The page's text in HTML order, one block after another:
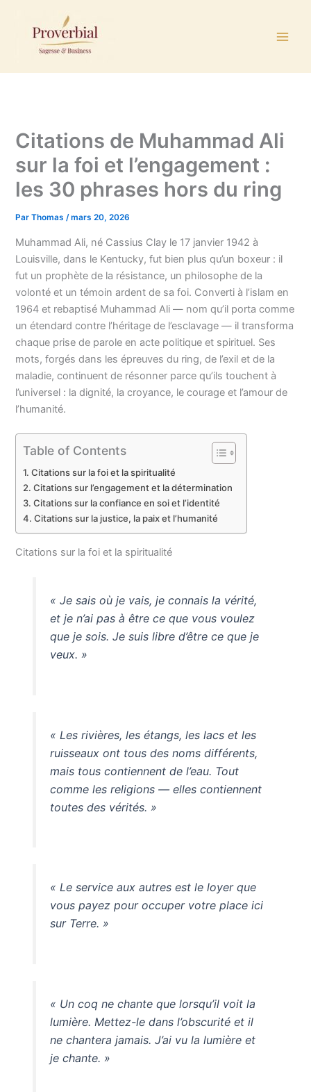
contenu
Citations de Muhammad Ali
sur la foi et l’engagement :
les 30 phrases hors du ring
ParThomas/mars 20, 2026
Muhammad Ali, né Cassius Clay le 17 janvier 1942 à
Louisville, dans le Kentucky, fut bien plus qu’un boxeur : il
fut un prophète de la résistance, un philosophe de la
volonté et un témoin ardent de sa foi. Converti à l’islam en
1964 et rebaptisé Muhammad Ali — nom qu’il porta comme
un étendard contre l’héritage de l’esclavage — il transforma
chaque prise de parole en acte politique et spirituel. Ses
mots, forgés dans les épreuves du ring, de l’exil et de la
maladie, continuent de résonner parce qu’ils touchent à
l’universel : la dignité, la croyance, le courage et l’amour de
l’humanité.
Table of Contents
Citations sur la foi et la spiritualité
Citations sur l’engagement et la détermination
Citations sur la confiance en soi et l’identité
Citations sur la justice, la paix et l’humanité
Citations sur la foi et la spiritualité
« Je sais où je vais, je connais la vérité,
et je n’ai pas à être ce que vous voulez
que je sois. Je suis libre d’être ce que je
veux. »
« Les rivières, les étangs, les lacs et les
ruisseaux ont tous des noms différents,
mais tous contiennent de l’eau. Tout
comme les religions — elles contiennent
toutes des vérités. »
« Le service aux autres est le loyer que
vous payez pour occuper votre place ici
sur Terre. »
« Un coq ne chante que lorsqu’il voit la
lumière. Mettez-le dans l’obscurité et il
ne chantera jamais. J’ai vu la lumière et
je chante. »